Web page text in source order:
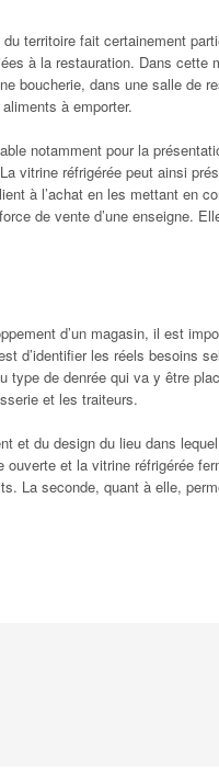
territoire fait certainement
à la restauration. Dans cette
boucherie, dans une salle de
à emporter.
notamment pour la
vitrine réfrigérée peut ainsi
à l’achat en les mettant en
de vente d’une enseigne.
d’un magasin, il est
d’identifier les réels besoins
type de denrée qui va y être
et les traiteurs.
et du design du lieu dans
et la vitrine réfrigérée
La seconde, quant à elle,